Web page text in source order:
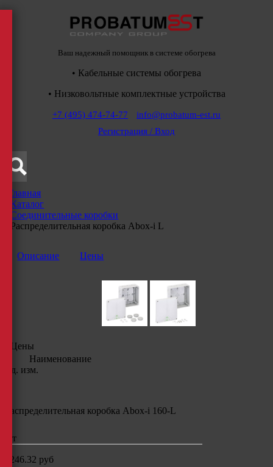
Ваш надежный помощник в системе обогрева
• Кабельные системы обогрева
• Низковольтные комплектные устройства
+7 (495) 474-74-77
info@probatum-est.ru
Регистрация / Вход
Главная
Каталог
Соединительные коробки
Распределительная коробка Abox-i L
Описание Цены
Цены
Наименование
Ед. изм.
Распределительная коробка Abox-i 160-L
шт
3246.32 руб